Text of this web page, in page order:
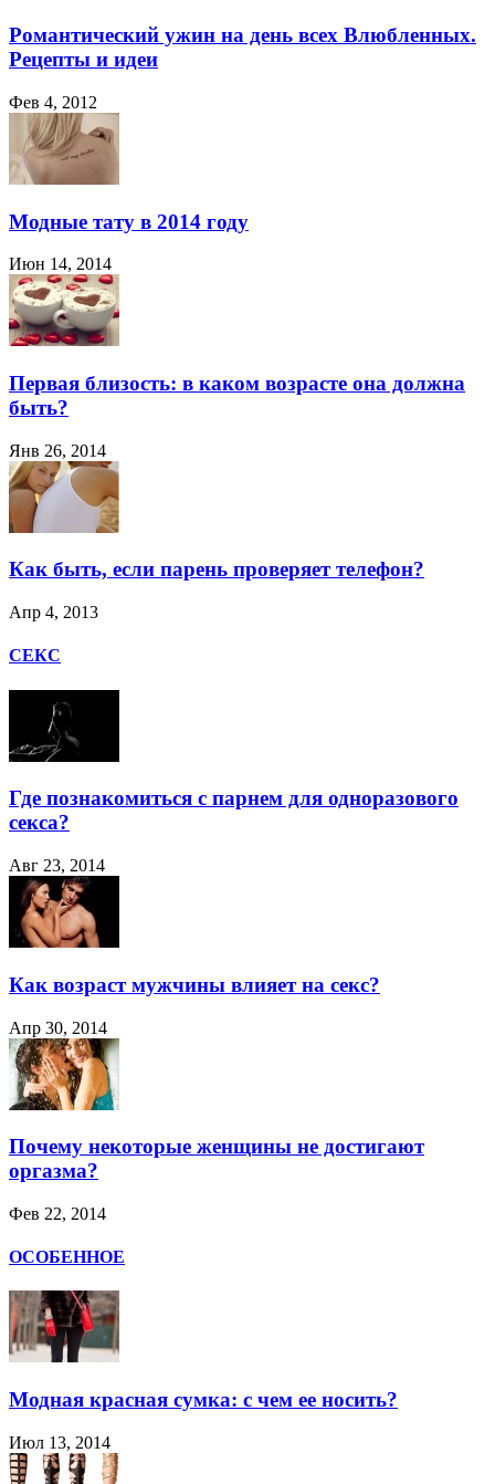
Романтический ужин на день всех Влюбленных.
Рецепты и идеи
Фев 4, 2012
Модные тату в 2014 году
Июн 14, 2014
Первая близость: в каком возрасте она должна
быть?
Янв 26, 2014
Как быть, если парень проверяет телефон?
Апр 4, 2013
СЕКС
Где познакомиться с парнем для одноразового
секса?
Авг 23, 2014
Как возраст мужчины влияет на секс?
Апр 30, 2014
Почему некоторые женщины не достигают
оргазма?
Фев 22, 2014
ОСОБЕННОЕ
Модная красная сумка: с чем ее носить?
Июл 13, 2014